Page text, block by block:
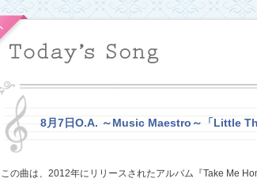
8月7日O.A. ～Music Maestro～「Little
この曲は、2012年にリリースされたアルバム『Take Me